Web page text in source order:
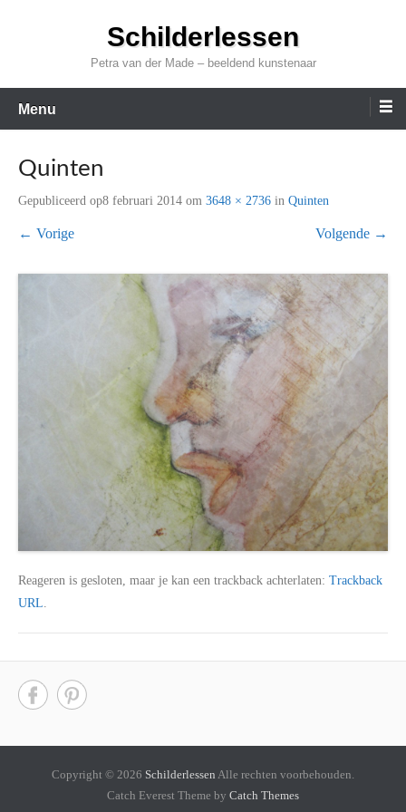
inhoud
Schilderlessen
Petra van der Made – beeldend kunstenaar
Menu
Quinten
Gepubliceerd op8 februari 2014 om 3648 × 2736 in Quinten
← Vorige Volgende →
Reageren is gesloten, maar je kan een trackback achterlaten: Trackback
URL
Copyright © 2026 Schilderlessen Alle rechten voorbehouden.
Catch Everest Theme by Catch Themes